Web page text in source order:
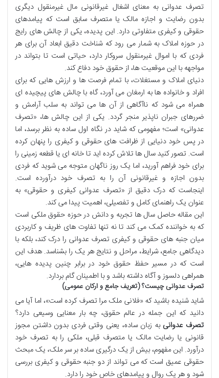
تصرف عدوانی به معنای اشغال غیرقانونی مال غیرمنقول دیگری
بدون رضایت و اجازه مالک یا متصرف سابق است که پیامدهای
حقوقی و کیفری متفاوتی دارد. این پدیده، یکی از چالش های رایج
در حوزه املاک به شمار می رود که شناخت دقیق ابعاد آن برای هر
فردی که با اموال غیرمنقول سروکار دارد، حیاتی است تا بتواند در
مواجهه با این موقعیت ها، از حقوق خود دفاع کند.
دنیای املاک و مستغلات، با تمام فرصت ها و ارزش هایی که برای
افراد و خانواده ها به ارمغان می آورد، گاه با چالش های پیچیده ای
همراه می شود که ناآگاهی از آن ها می تواند به سلب آرامش و
ضررهای جبران ناپذیر منجر گردد. یکی از این چالش ها، «تصرف
عدوانی» است؛ مفهومی که شاید در نگاه اول ساده به نظر برسد، اما
در پس خود دنیایی از ظرافت های حقوقی و کیفری را پنهان کرده
است. تصور کنید سال ها تلاش کرده اید تا خانه ای یا قطعه زمینی را
برای خود فراهم آورید، اما یک روز ناگهان متوجه می شوید که فردی
بدون اجازه و غیرقانونی آن را به تصرف خود درآورده است.
اینجاست که درک دقیق از «تصرف عدوانی کیفری و حقوقی» به
عنوان یک راهنمای کامل و تفصیلی، اهمیت پیدا می کند.
این مقاله حاصل سال ها تجربه و دانش در حوزه حقوق ملکی است
که به خواننده کمک می کند تا نه تنها تفاوت های ظریف و کاربردی
میان جنبه های حقوقی و کیفری تصرف عدوانی را درک کند، بلکه با
دیدگاهی جامع، شرایط، مراحل و نتایج هر یک را بشناسد. هدف این
است که در مسیر حفظ حقوق خود در برابر چنین پدیده هایی،
همراهی دلسوز و آگاه داشته باشد و با اطمینان گام بردارد.
تصرف عدوانی چیست؟ (تعریف جامع و ارکان عمومی)
شاید شنیده باشید که «فلانی ملک مرا تصرف کرده است»، اما آیا می
دانید که این جمله در عالم حقوق، چه بار معنایی وسیعی دارد؟
تصرف عدوانی به زبان ساده، یعنی وقتی فردی بدون داشتن مجوز
قانونی یا رضایت مالک یا متصرف قبلی، ملکی را به تصرف خود
درآورد. این مفهوم، بیش از یک درگیری ساده بر سر ملک، یک مبحث
حقوقی عمیق است که می تواند از دو جنبه حقوقی و کیفری بررسی
شود و هر یک روال و پیامدهای خاص خود را دارد.